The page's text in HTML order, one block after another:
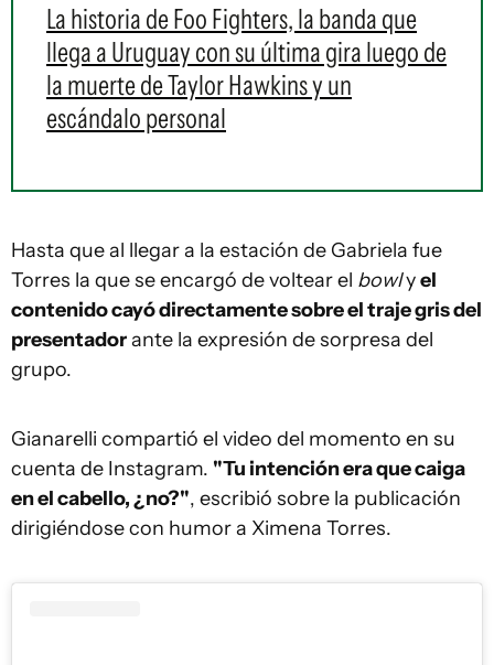
La historia de Foo Fighters, la banda que
llega a Uruguay con su última gira luego de
la muerte de Taylor Hawkins y un
escándalo personal
Hasta que al llegar a la estación de Gabriela fue
Torres la que se encargó de voltear el bowlyel
contenido cayó directamente sobre el traje gris del
presentadorante la expresión de sorpresa del
grupo.
Gianarelli compartió el video del momento en su
cuenta de Instagram. "Tu intención era que caiga
en el cabello, ¿no?", escribió sobre la publicación
dirigiéndose con humor a Ximena Torres.